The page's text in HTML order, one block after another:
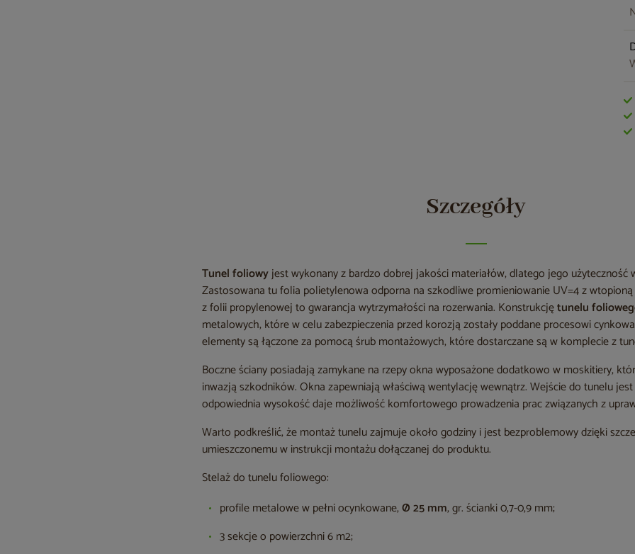
Szczegóły
Tunel foliowyjest wykonany z bardzo dobrej jakości materiałów, dlatego jego użyteczność
Zastosowana tu folia polietylenowa odporna na szkodliwe promieniowanie UV=4 z
z folii propylenowej to gwarancja wytrzymałości na rozerwania. Konstrukcjętunelu
metalowych, które w celu zabezpieczenia przed korozją zostały poddane procesowi
elementy są łączone za pomocą śrub montażowych, które dostarczane są w komplecie z
Boczne ściany posiadają zamykane na rzepy okna wyposażone dodatkowo w moskitiery,
inwazją szkodników. Okna zapewniają właściwą wentylację wewnątrz. Wejście do tunelu
odpowiednia wysokość daje możliwość komfortowego prowadzenia prac związanych z
Warto podkreślić, że montaż tunelu zajmuje około godziny i jest bezproblemowy dzięki
umieszczonemu w instrukcji montażu dołączanej do produktu.
Stelaż do tunelu foliowego:
profile metalowe w pełni ocynkowane,Ø 25 mm, gr. ścianki 0,7-0,9 mm;
3 sekcje o powierzchni 6 m2;